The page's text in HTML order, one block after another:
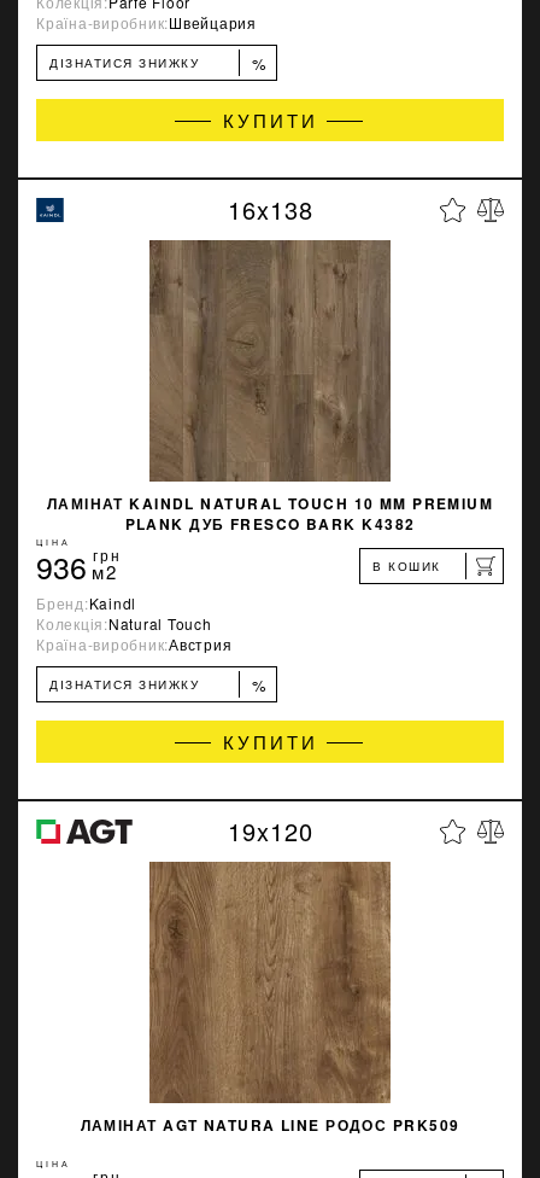
Країна-виробник:Швейцария
ДІЗНАТИСЯ ЗНИЖКУ %
КУПИТИ
16x138
ЛАМІНАТ KAINDL NATURAL TOUCH 10 MM PREMIUM
PLANK ДУБ FRESCO BARK K4382
ЦІНА
936 грн
м2 В КОШИК
Бренд:Kaindl
Колекція:Natural Touch
Країна-виробник:Австрия
ДІЗНАТИСЯ ЗНИЖКУ %
КУПИТИ
19x120
ЛАМІНАТ AGT NATURA LINE РОДОС PRK509
ЦІНА